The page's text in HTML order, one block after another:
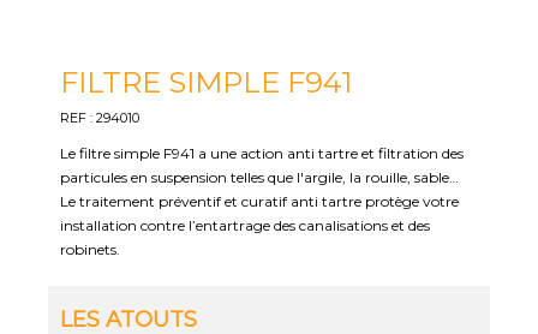
FILTRE SIMPLE F941
REF : 294010
Le filtre simple F941 a une action anti tartre et filtration des
particules en suspension telles que l'argile, la rouille, sable…
Le traitement préventif et curatif anti tartre protège votre
installation contre l’entartrage des canalisations et des
robinets.
LES ATOUTS